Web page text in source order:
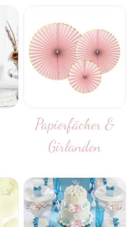
Papierfächer &
Girlanden